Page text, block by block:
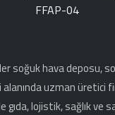
FFAP-04
soğuk hava deposu,
uzman üretici
gıda, lojistik, sağlık ve